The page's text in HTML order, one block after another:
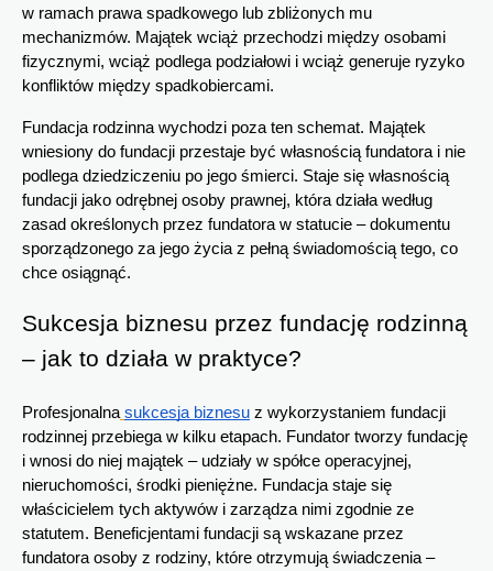
w ramach prawa spadkowego lub zbliżonych mu
mechanizmów. Majątek wciąż przechodzi między osobami
fizycznymi, wciąż podlega podziałowi i wciąż generuje ryzyko
konfliktów między spadkobiercami.
Fundacja rodzinna wychodzi poza ten schemat. Majątek
wniesiony do fundacji przestaje być własnością fundatora i nie
podlega dziedziczeniu po jego śmierci. Staje się własnością
fundacji jako odrębnej osoby prawnej, która działa według
zasad określonych przez fundatora w statucie – dokumentu
sporządzonego za jego życia z pełną świadomością tego, co
chce osiągnąć.
Sukcesja biznesu przez fundację rodzinną
– jak to działa w praktyce?
Profesjonalna sukcesja biznesu z wykorzystaniem fundacji
rodzinnej przebiega w kilku etapach. Fundator tworzy fundację
i wnosi do niej majątek – udziały w spółce operacyjnej,
nieruchomości, środki pieniężne. Fundacja staje się
właścicielem tych aktywów i zarządza nimi zgodnie ze
statutem. Beneficjentami fundacji są wskazane przez
fundatora osoby z rodziny, które otrzymują świadczenia –